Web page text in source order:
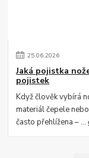
25.06.2026
Jaká pojistka
pojistek
Když člověk vybírá
materiál čepele
často přehlížena – ...